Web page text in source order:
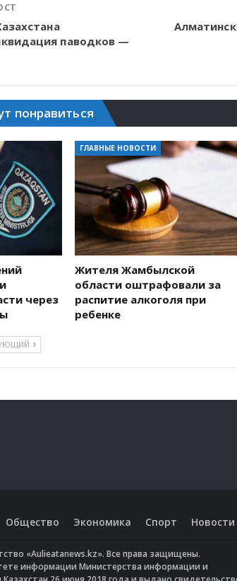
паводков —
понравиться
через
ГЛАВНЫЕ НОВОСТИ
Жителя Жамбылской
области оштрафовали за
распитие алкоголя при
ребенке
Общество Экономика Спорт
«Aulieatanews.kz». Все права защищены.
информации Министерства информации и